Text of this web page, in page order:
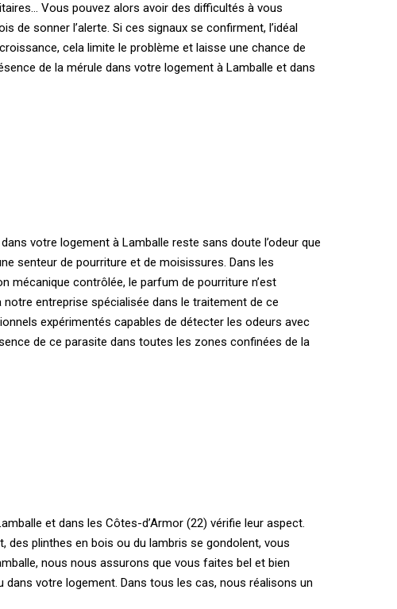
Vous pouvez alors avoir des difficultés à vous
de sonner l’alerte. Si ces signaux se confirment, l’idéal
cela limite le problème et laisse une chance de
de la mérule dans votre logement à Lamballe et dans
votre logement à Lamballe reste sans doute l’odeur que
senteur de pourriture et de moisissures. Dans les
mécanique contrôlée, le parfum de pourriture n’est
entreprise spécialisée dans le traitement de ce
expérimentés capables de détecter les odeurs avec
de ce parasite dans toutes les zones confinées de la
et dans les Côtes-d’Armor (22) vérifie leur aspect.
plinthes en bois ou du lambris se gondolent, vous
nous nous assurons que vous faites bel et bien
dans votre logement. Dans tous les cas, nous réalisons un